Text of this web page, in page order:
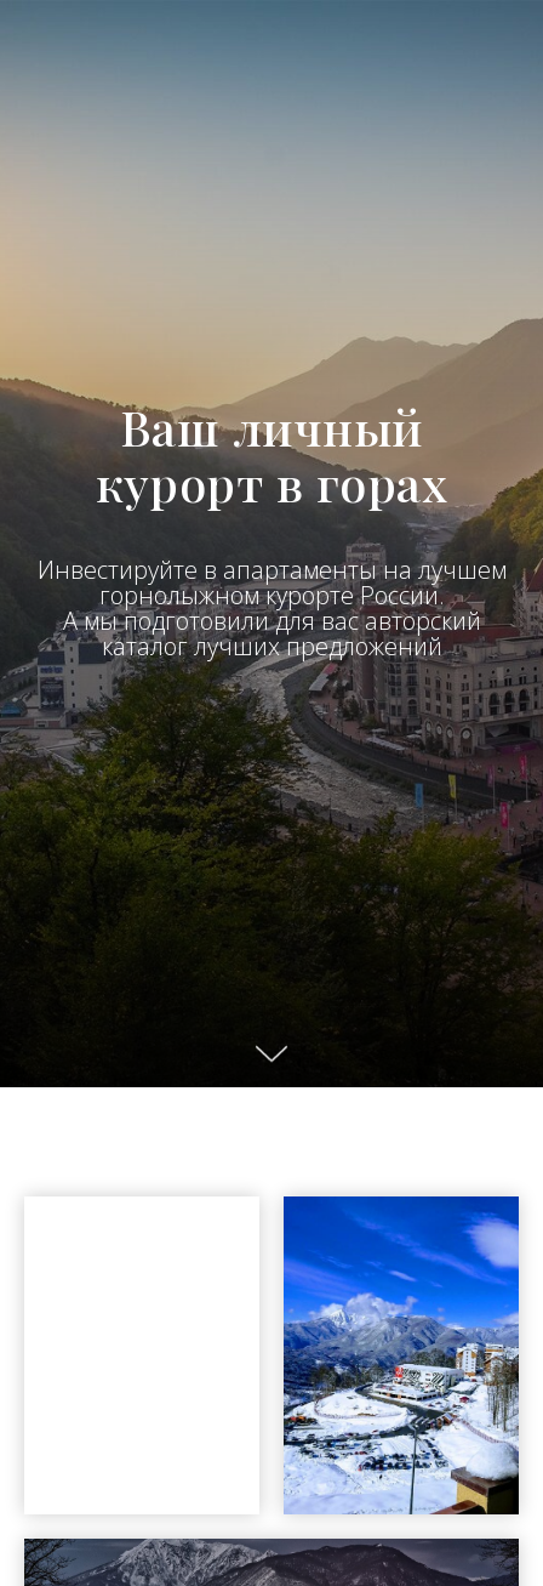
Ваш личный
курорт в горах
Инвестируйте в апартаменты на лучшем
горнолыжном курорте России.
А мы подготовили для вас авторский
каталог лучших предложений